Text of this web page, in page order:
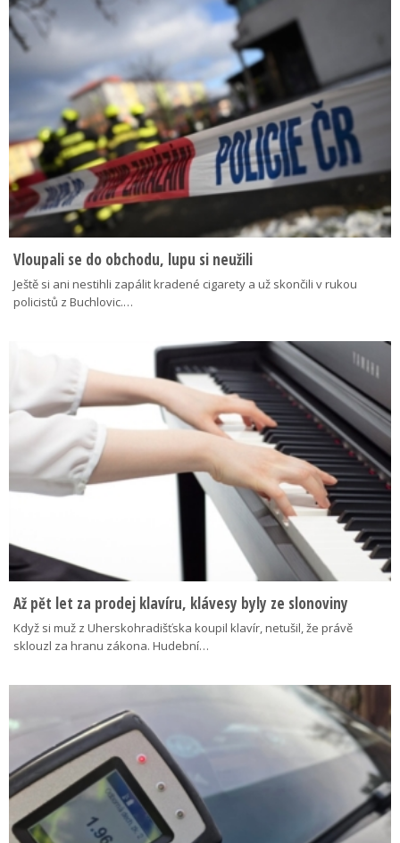
Vloupali se do obchodu, lupu si neužili
Ještě si ani nestihli zapálit kradené cigarety a už skončili v rukou
policistů z Buchlovic.…
Až pět let za prodej klavíru, klávesy byly ze slonoviny
Když si muž z Uherskohradišťska koupil klavír, netušil, že právě
sklouzl za hranu zákona. Hudební…